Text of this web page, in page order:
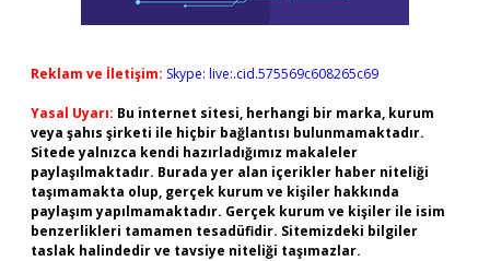
Reklam ve İletişim: Skype: live:.cid.575569c608265c69
Yasal Uyarı: Bu internet sitesi, herhangi bir marka, kurum
veya şahıs şirketi ile hiçbir bağlantısı bulunmamaktadır.
Sitede yalnızca kendi hazırladığımız makaleler
paylaşılmaktadır. Burada yer alan içerikler haber niteliği
taşımamakta olup, gerçek kurum ve kişiler hakkında
paylaşım yapılmamaktadır. Gerçek kurum ve kişiler ile isim
benzerlikleri tamamen tesadüfidir. Sitemizdeki bilgiler
taslak halindedir ve tavsiye niteliği taşımazlar.